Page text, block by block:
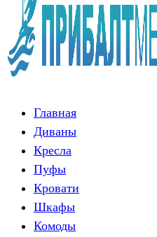
Главная
Диваны
Кресла
Пуфы
Кровати
Шкафы
Комоды